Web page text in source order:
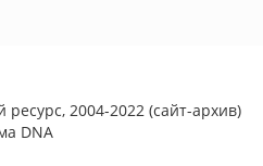
2004-2022 (сайт-архив)
DNA